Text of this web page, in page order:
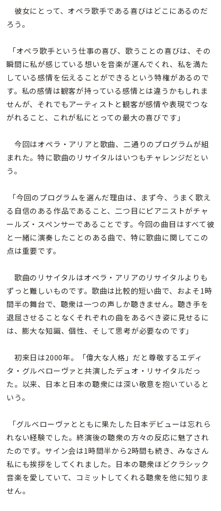
彼女にとって、オペラ歌手である喜びはどこにあるのだ
ろう。
「オペラ歌手という仕事の喜び、歌うことの喜びは、その
瞬間に私が感じている想いを音楽が運んでくれ、私を満た
している感情を伝えることができるという特権があるので
す。私の感情は観客が持っている感情とは違うかもしれま
せんが、それでもアーティストと観客が感情や表現でつな
がれること、これが私にとっての最大の喜びです」
今回はオペラ・アリアと歌曲、二通りのプログラムが組
まれた。特に歌曲のリサイタルはいつもチャレンジだとい
う。
「今回のプログラムを選んだ理由は、まず今、うまく歌え
る自信のある作品であること、二つ目にピアニストがチャ
ールズ・スペンサーであることです。今回の曲目はすべて彼
と一緒に演奏したことのある曲で、特に歌曲に関してこの
点は重要です。
歌曲のリサイタルはオペラ・アリアのリサイタルよりも
ずっと難しいものです。歌曲は比較的短い曲で、およそ1時
間半の舞台で、聴衆は一つの声しか聴きません。聴き手を
退屈させることなくそれぞれの曲をあるべき姿に見せるに
は、膨大な知識、個性、そして思考が必要なのです」
初来日は2000年。「偉大な人格」だと尊敬するエディ
タ・グルベローヴァと共演したデュオ・リサイタルだっ
た。以来、日本と日本の聴衆には深い敬意を抱いていると
いう。
「グルベローヴァとともに果たした日本デビューは忘れら
れない経験でした。終演後の聴衆の方々の反応に魅了され
たのです。サイン会は1時間半から2時間も続き、みなさん
私にも挨拶をしてくれました。日本の聴衆ほどクラシック
音楽を愛していて、コミットしてくれる聴衆を他に知りま
せん。